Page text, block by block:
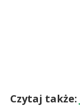
Czytaj także: